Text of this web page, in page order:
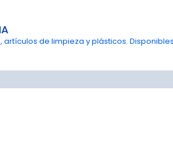
de limpieza y plásticos.